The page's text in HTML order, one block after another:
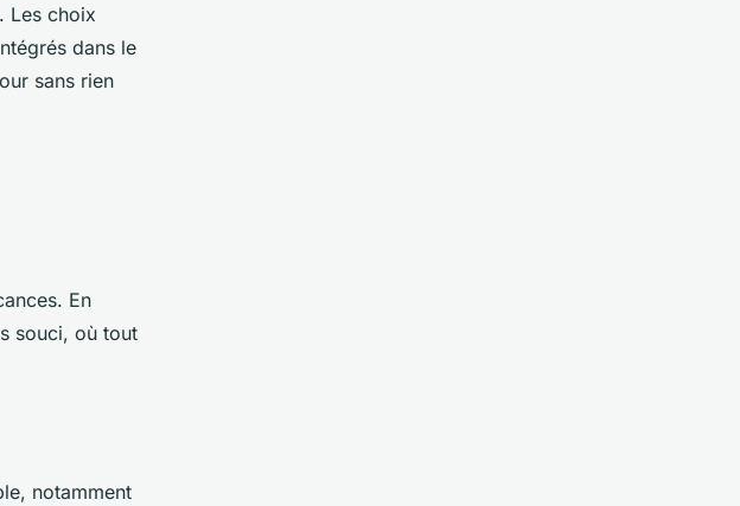
. Les choix
dans le
sans rien
En
souci, où tout
notamment